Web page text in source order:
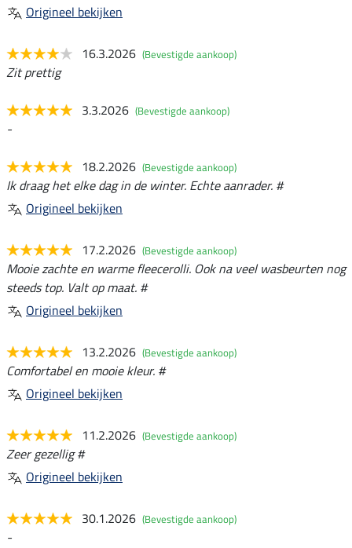
Origineel bekijken
16.3.2026 (Bevestigde aankoop)
Zit prettig
3.3.2026 (Bevestigde aankoop)
-
18.2.2026 (Bevestigde aankoop)
Ik draag het elke dag in de winter. Echte aanrader. #
Origineel bekijken
17.2.2026 (Bevestigde aankoop)
Mooie zachte en warme fleecerolli. Ook na veel wasbeurten nog
steeds top. Valt op maat. #
Origineel bekijken
13.2.2026 (Bevestigde aankoop)
Comfortabel en mooie kleur. #
Origineel bekijken
11.2.2026 (Bevestigde aankoop)
Zeer gezellig #
Origineel bekijken
30.1.2026 (Bevestigde aankoop)
-